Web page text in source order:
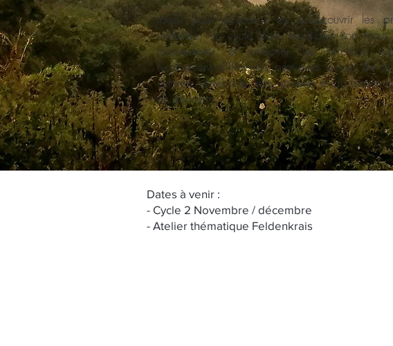
Idéal pour découvrir ou re-découvrir les
méthode, un cycle pour équilibrer son
mouvements et relâcher les tensions
explorerons différentes pratiques autour de
colonne vertébrale, des épaules et du bassin
en douceur.
Dates à venir :
- Cycle 2 Novembre / décembre
- Atelier thématique Feldenkrais